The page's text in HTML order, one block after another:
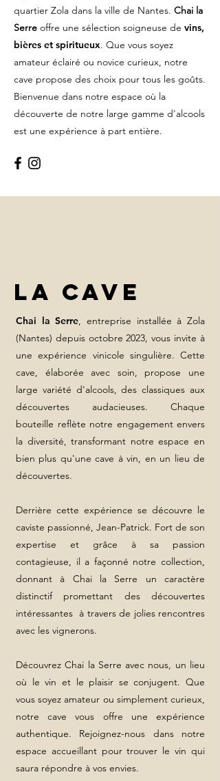
quartier Zola dans la ville de Nantes. Chai la
Serre offre une sélection soigneuse de vins,
bières et spiritueux. Que vous soyez
amateur éclairé ou novice curieux, notre
cave propose des choix pour tous les goûts.
Bienvenue dans notre espace où la
découverte de notre large gamme d'alcools
est une expérience à part entière.
La Cave
Chai la Serre, entreprise installée à Zola
(Nantes) depuis octobre 2023, vous invite à
une expérience vinicole singulière. Cette
cave, élaborée avec soin, propose une
large variété d'alcools, des classiques aux
découvertes audacieuses. Chaque
bouteille reflète notre engagement envers
la diversité, transformant notre espace en
bien plus qu'une cave à vin, en un lieu de
découvertes.
Derrière cette expérience se découvre le
caviste passionné, Jean-Patrick. Fort de son
expertise et grâce à sa passion
contagieuse, il a façonné notre collection,
donnant à Chai la Serre un caractère
distinctif promettant des découvertes
intéressantes à travers de jolies rencontres
avec les vignerons.
Découvrez Chai la Serre avec nous, un lieu
où le vin et le plaisir se conjugent. Que
vous soyez amateur ou simplement curieux,
notre cave vous offre une expérience
authentique. Rejoignez-nous dans notre
espace accueillant pour trouver le vin qui
saura répondre à vos envies.